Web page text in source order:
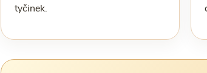
tyčinek.